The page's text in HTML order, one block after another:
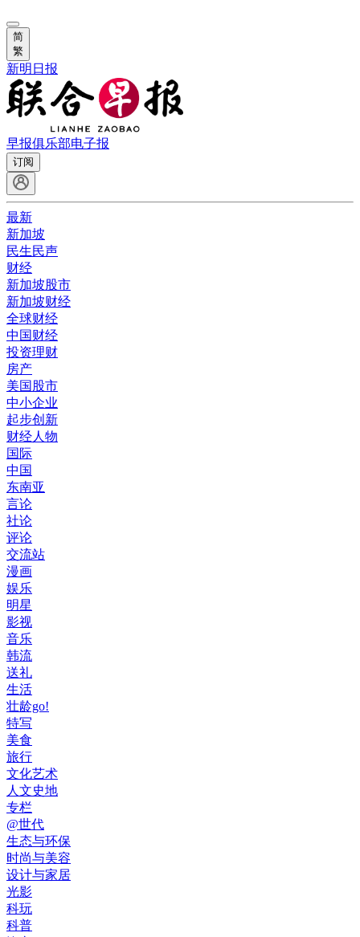
简
繁
新明日报
早报俱乐部电子报
订阅
最新
新加坡
民生民声
财经
新加坡股市
新加坡财经
全球财经
中国财经
投资理财
房产
美国股市
中小企业
起步创新
财经人物
国际
中国
东南亚
言论
社论
评论
交流站
漫画
娱乐
明星
影视
音乐
韩流
送礼
生活
壮龄go!
特写
美食
旅行
文化艺术
人文史地
专栏
@世代
生态与环保
时尚与美容
设计与家居
光影
科玩
科普